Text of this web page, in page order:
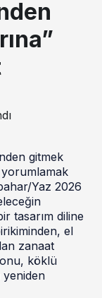
gitmek
Yaz 2026
tasarım diline
el
zanaat
köklü
yeniden